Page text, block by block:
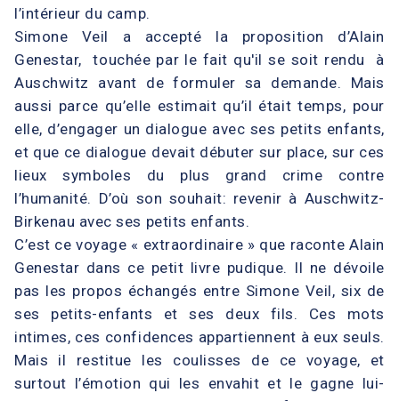
l’intérieur du camp.
Simone Veil a accepté la proposition d’Alain
Genestar, touchée par le fait qu'il se soit rendu à
Auschwitz avant de formuler sa demande. Mais
aussi parce qu’elle estimait qu’il était temps, pour
elle, d’engager un dialogue avec ses petits enfants,
et que ce dialogue devait débuter sur place, sur ces
lieux symboles du plus grand crime contre
l’humanité. D’où son souhait: revenir à Auschwitz-
Birkenau avec ses petits enfants.
C’est ce voyage « extraordinaire » que raconte Alain
Genestar dans ce petit livre pudique. Il ne dévoile
pas les propos échangés entre Simone Veil, six de
ses petits-enfants et ses deux fils. Ces mots
intimes, ces confidences appartiennent à eux seuls.
Mais il restitue les coulisses de ce voyage, et
surtout l’émotion qui les envahit et le gagne lui-